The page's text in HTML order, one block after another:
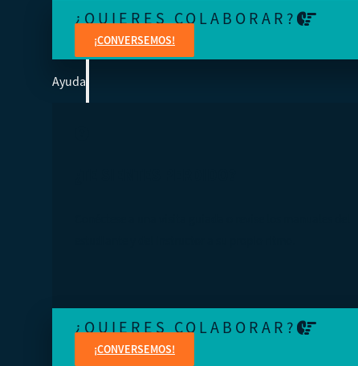
¿QUIERES COLABORAR?
¡CONVERSEMOS!
Ayuda
¿QUIERES COLABORAR?
¡CONVERSEMOS!